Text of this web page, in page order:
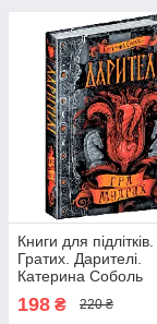
Книги для підлітків.
Гратих. Дарителі.
Катерина Соболь
198 ₴ 220 ₴